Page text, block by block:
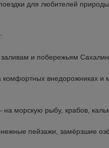
для любителей
и побережьям
внедорожниках и
морскую рыбу, крабов,
пейзажи, замёрзшие